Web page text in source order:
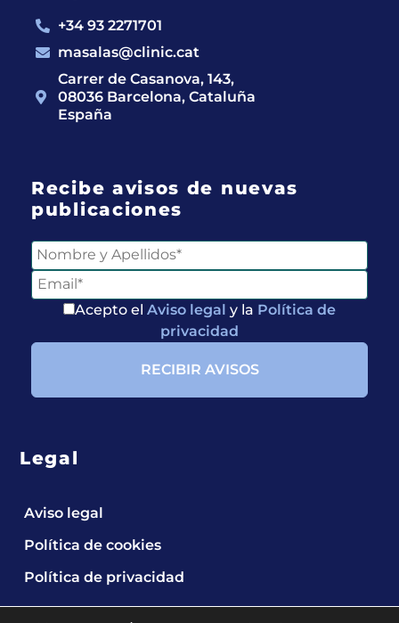
+34 93 2271701
masalas@clinic.cat
Carrer de Casanova, 143,
08036 Barcelona, Cataluña
España
Recibe avisos de nuevas
publicaciones
Acepto el Aviso legal y la Política de
privacidad
Legal
Aviso legal
Política de cookies
Política de privacidad